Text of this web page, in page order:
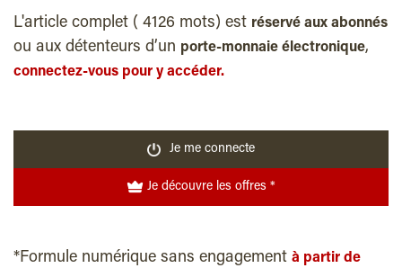
L'article complet ( 4126 mots) est réservé aux abonnés
ou aux détenteurs d’un porte-monnaie électronique,
connectez-vous pour y accéder.
Je me connecte
Je découvre les offres *
*Formule numérique sans engagement à partir de